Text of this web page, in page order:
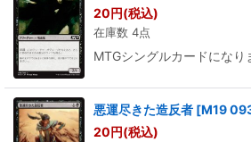
20円(税込)
在庫数 4点
MTGシングルカードになり
悪運尽きた造反者 [M19
20円(税込)